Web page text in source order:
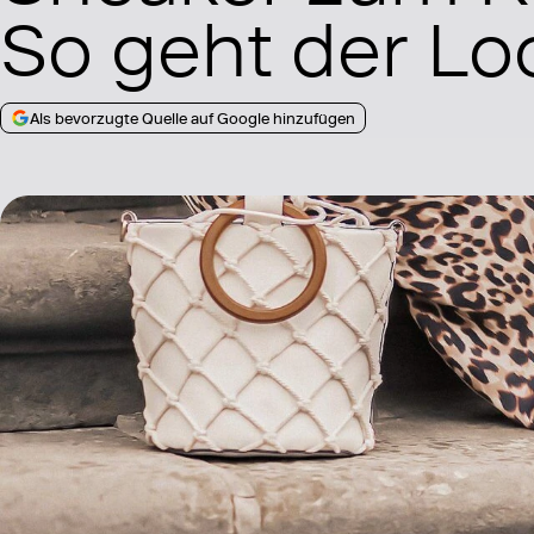
So geht der
Als bevorzugte Quelle auf Google hinzufügen